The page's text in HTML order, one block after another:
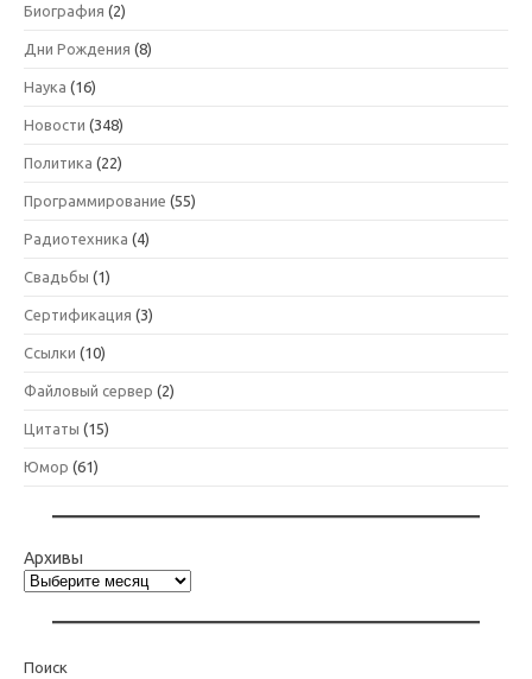
Биография (2)
Дни Рождения (8)
Наука (16)
Новости (348)
Политика (22)
Программирование (55)
Радиотехника (4)
Свадьбы (1)
Сертификация (3)
Ссылки (10)
Файловый сервер (2)
Цитаты (15)
Юмор (61)
Архивы
Поиск